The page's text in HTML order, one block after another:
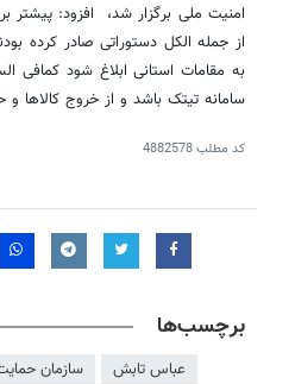
امنیت ملی برگزار شد، افزود: پیشتر
از جمله الکل دستوراتی صادر کرده
به مقامات استانی ابلاغ شود کمافی
سامانه تیتک باشد و از خروج کالاها
کد مطلب4882578
برچسب‌ها
عباس تابش سازمان